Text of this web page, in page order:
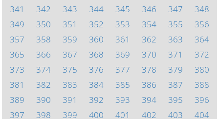
341
342 343 344 345 346 347
348
349
350 351 352 353 354 355
356
357
358 359 360 361 362 363
364
365
366 367 368 369 370 371
372
373
374 375 376 377 378 379
380
381
382 383 384 385 386 387
388
389
390 391 392 393 394 395
396
397
398 399 400 401 402 403 404